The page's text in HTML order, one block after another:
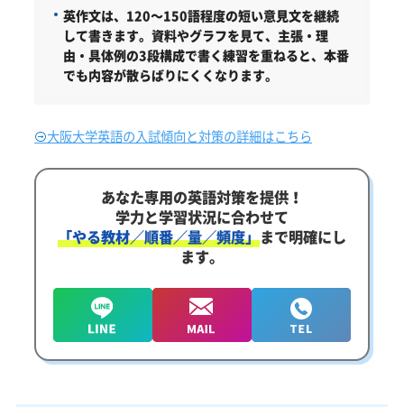
英作文は、120～150語程度の短い意見文を継続
して書きます。資料やグラフを見て、主張・理
由・具体例の3段構成で書く練習を重ねると、本番
でも内容が散らばりにくくなります。
大阪大学英語の入試傾向と対策の詳細はこちら
あなた専用の英語対策を提供！
学力と学習状況に合わせて
「やる教材／順番／量／頻度」まで明確にし
ます。